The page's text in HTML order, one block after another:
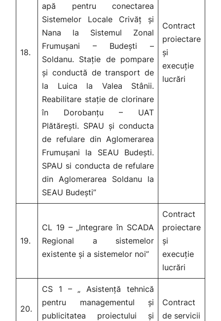
18.
apă pentru conectarea
Sistemelor Locale Crivăț și
Nana la Sistemul Zonal
Frumușani – Budești –
Soldanu. Stație de pompare
și conductă de transport de
la Luica la Valea Stânii.
Reabilitare stație de clorinare
în Dorobanțu – UAT
Plătărești. SPAU și conducta
de refulare din Aglomerarea
Frumușani la SEAU Budești.
SPAU si conducta de refulare
din Aglomerarea Soldanu la
SEAU Budești”
Contract
proiectare
și
execuție
lucrări
19.
CL 19 – „Integrare în SCADA
Regional a sistemelor
existente și a sistemelor noi”
Contract
proiectare
și
execuție
lucrări
20.
CS 1 – „ Asistență tehnică
pentru managementul și
publicitatea proiectului și
Contract
de servicii